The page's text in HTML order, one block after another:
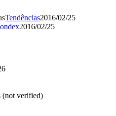
Tendências2016/02/25
2016/02/25
(not verified)